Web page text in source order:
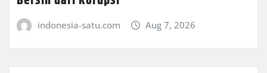
indonesia-satu.com Aug 7, 2026